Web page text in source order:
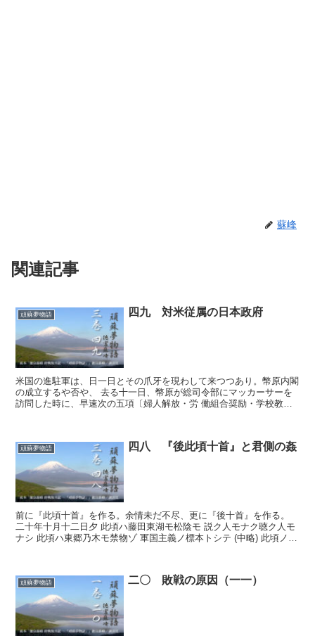
蘇峰
関連記事
頑蘇夢物語 四九 対米従属の日本政府
米国の進駐軍は、日一日とその爪牙を現わして来つつあり。幣原内閣
の成立するや否や、 去る十一日、幣原が総司令部にマッカーサーを
訪問した時に、早速次の五項〔婦人解放・労 働組合奨励・学校教育
頑蘇夢物語 四八 『後此頃十首』と君側の姦
前に『此頃十首』を作る。余情未だ不尽、更に『後十首』を作る。
二十年十月十二日夕 此頃ハ藤田東湖モ松陰モ 説ク人モナク聴ク人モ
ナシ 此頃ハ東郷乃木モ禁物ゾ 軍国主義ノ標本トシテ (中略) 此頃ノ役
頑蘇夢物語 二〇 敗戦の原因（一一）